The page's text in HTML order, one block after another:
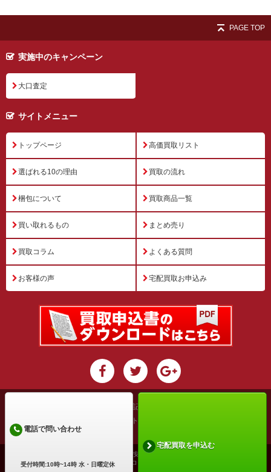
PAGE TOP
実施中のキャンペーン
大口査定
サイトメニュー
トップページ 高価買取リスト
選ばれる10の理由 買取の流れ
梱包について 買取商品一覧
買い取れるもの まとめ売り
買取コラム よくある質問
お客様の声 宅配買取お申込み
特定商取引法に基づく表記
サイトマップ
古物商許可証番号: 兵庫県公安委員会 第631531400002号
Copyright ©2026 買取アローズ All Rights Reserved.
電話で問い合わせ
受付時間:10時~14時 水・日曜定休
宅配買取を申込む